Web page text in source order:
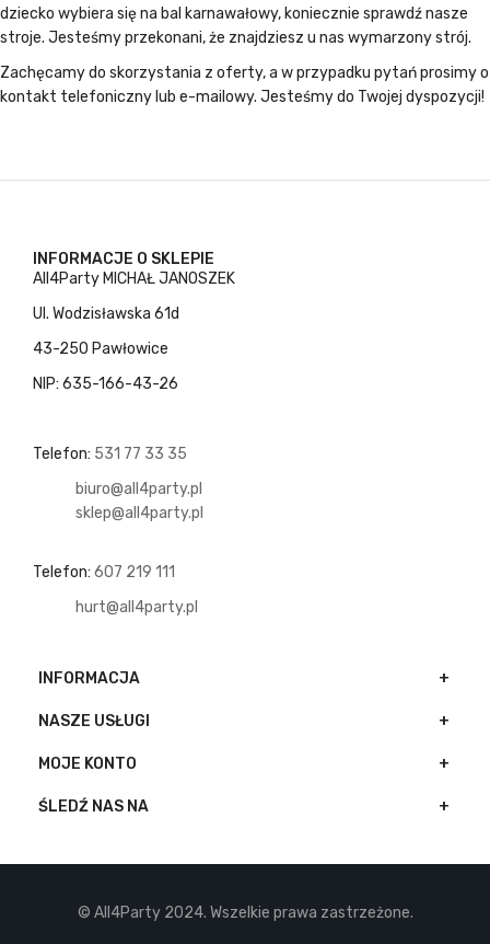
dziecko wybiera się na bal karnawałowy, koniecznie sprawdź nasze
stroje. Jesteśmy przekonani, że znajdziesz u nas wymarzony strój.
Zachęcamy do skorzystania z oferty, a w przypadku pytań prosimy o
kontakt telefoniczny lub e-mailowy. Jesteśmy do Twojej dyspozycji!
INFORMACJE O SKLEPIE
All4Party MICHAŁ JANOSZEK
Ul. Wodzisławska 61d
43-250 Pawłowice
NIP: 635-166-43-26
Telefon: 531 77 33 35
biuro@all4party.pl
sklep@all4party.pl
Telefon: 607 219 111
hurt@all4party.pl
INFORMACJA
NASZE USŁUGI
MOJE KONTO
ŚLEDŹ NAS NA
© All4Party 2024. Wszelkie prawa zastrzeżone.